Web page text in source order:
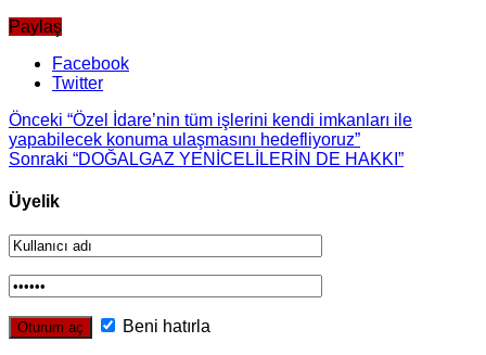
Paylaş
Facebook
Twitter
Önceki “Özel İdare’nin tüm işlerini kendi imkanları ile
yapabilecek konuma ulaşmasını hedefliyoruz”
Sonraki “DO­ĞAL­GAZ YENİCELİLERİN DE HAKKI”
Üyelik
Beni hatırla